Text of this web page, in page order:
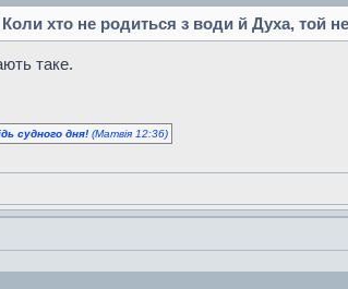
Коли хто не родиться з води й Духа, той
таке.
судного дня! (Матвія 12:36)